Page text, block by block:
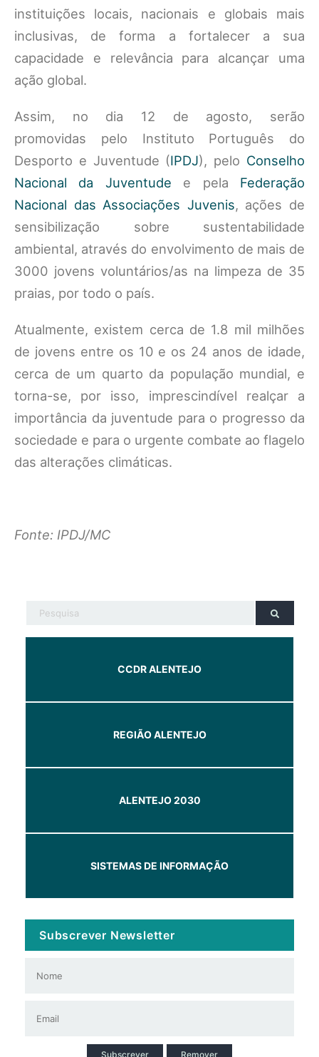
instituições locais, nacionais e globais mais
inclusivas, de forma a fortalecer a sua
capacidade e relevância para alcançar uma
ação global.
Assim, no dia 12 de agosto, serão
promovidas pelo Instituto Português do
Desporto e Juventude (IPDJ), pelo Conselho
Nacional da Juventude e pela Federação
Nacional das Associações Juvenis, ações de
sensibilização sobre sustentabilidade
ambiental, através do envolvimento de mais de
3000 jovens voluntários/as na limpeza de 35
praias, por todo o país.
Atualmente, existem cerca de 1.8 mil milhões
de jovens entre os 10 e os 24 anos de idade,
cerca de um quarto da população mundial, e
torna-se, por isso, imprescindível realçar a
importância da juventude para o progresso da
sociedade e para o urgente combate ao flagelo
das alterações climáticas.
Fonte: IPDJ/MC
CCDR ALENTEJO
REGIÃO ALENTEJO
ALENTEJO 2030
SISTEMAS DE INFORMAÇÃO
Subscrever Newsletter
Subscrever Remover